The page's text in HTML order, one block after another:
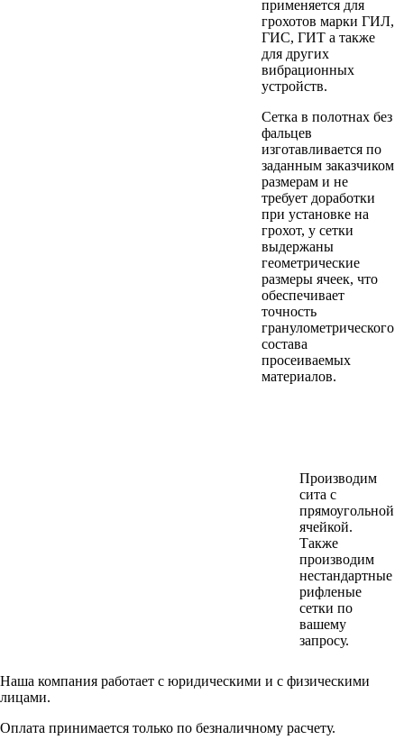
применяется для
грохотов марки ГИЛ,
ГИС, ГИТ а также
для других
вибрационных
устройств.
Сетка в полотнах без
фальцев
изготавливается по
заданным заказчиком
размерам и не
требует доработки
при установке на
грохот, у сетки
выдержаны
геометрические
размеры ячеек, что
обеспечивает
точность
гранулометрического
состава
просеиваемых
материалов.
Производим
сита с
прямоугольной
ячейкой.
Также
производим
нестандартные
рифленые
сетки по
вашему
запросу.
Наша компания работает с юридическими и с физическими
лицами.
Оплата принимается только по безналичному расчету.